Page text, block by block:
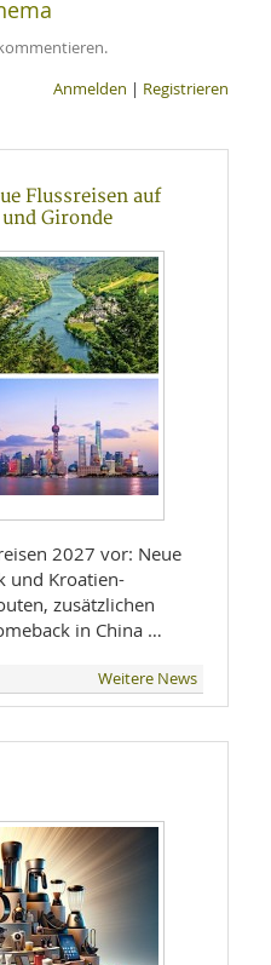
Anmelden | Registrieren
Flussreisen auf
Gironde
2027 vor: Neue
und Kroatien-
in China …
Weitere News